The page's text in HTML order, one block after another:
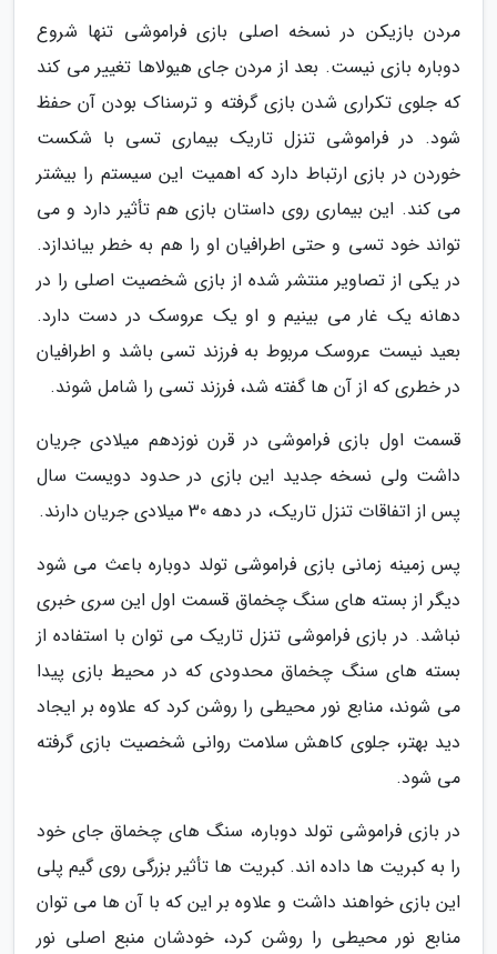
مردن بازیکن در نسخه اصلی بازی فراموشی تنها شروع
دوباره بازی نیست. بعد از مردن جای هیولاها تغییر می کند
که جلوی تکراری شدن بازی گرفته و ترسناک بودن آن حفظ
شود. در فراموشی تنزل تاریک بیماری تسی با شکست
خوردن در بازی ارتباط دارد که اهمیت این سیستم را بیشتر
می کند. این بیماری روی داستان بازی هم تأثیر دارد و می
تواند خود تسی و حتی اطرافیان او را هم به خطر بیاندازد.
در یکی از تصاویر منتشر شده از بازی شخصیت اصلی را در
دهانه یک غار می بینیم و او یک عروسک در دست دارد.
بعید نیست عروسک مربوط به فرزند تسی باشد و اطرافیان
در خطری که از آن ها گفته شد، فرزند تسی را شامل شوند.
قسمت اول بازی فراموشی در قرن نوزدهم میلادی جریان
داشت ولی نسخه جدید این بازی در حدود دویست سال
پس از اتفاقات تنزل تاریک، در دهه 30 میلادی جریان دارند.
پس زمینه زمانی بازی فراموشی تولد دوباره باعث می شود
دیگر از بسته های سنگ چخماق قسمت اول این سری خبری
نباشد. در بازی فراموشی تنزل تاریک می توان با استفاده از
بسته های سنگ چخماق محدودی که در محیط بازی پیدا
می شوند، منابع نور محیطی را روشن کرد که علاوه بر ایجاد
دید بهتر، جلوی کاهش سلامت روانی شخصیت بازی گرفته
می شود.
در بازی فراموشی تولد دوباره، سنگ های چخماق جای خود
را به کبریت ها داده اند. کبریت ها تأثیر بزرگی روی گیم پلی
این بازی خواهند داشت و علاوه بر این که با آن ها می توان
منابع نور محیطی را روشن کرد، خودشان منبع اصلی نور